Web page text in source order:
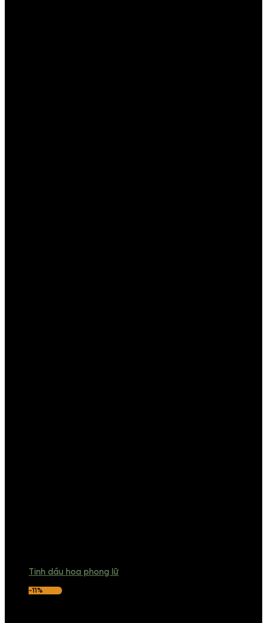
Tinh dầu hoa phong lữ
-11%